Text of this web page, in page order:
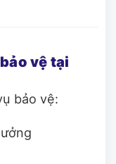
vệ tại
bảo vệ: